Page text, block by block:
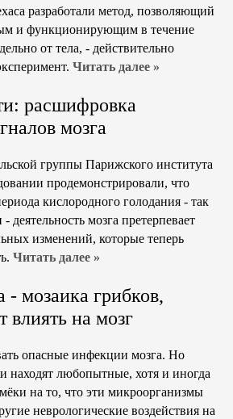
разработали метод, позволяющий
и функционирующим в течение
от тела, - действительно
Читать далее »
расшифровка
мозга
группы Парижского института
продемонстрировали, что
кислородного голодания - так
деятельность мозга претерпевает
изменений, которые теперь
Читать далее »
- мозаика грибков,
влиять на мозг
опасные инфекции мозга. Но
находят любопытные, хотя и иногда
на то, что эти микроорганизмы
неврологические воздействия на